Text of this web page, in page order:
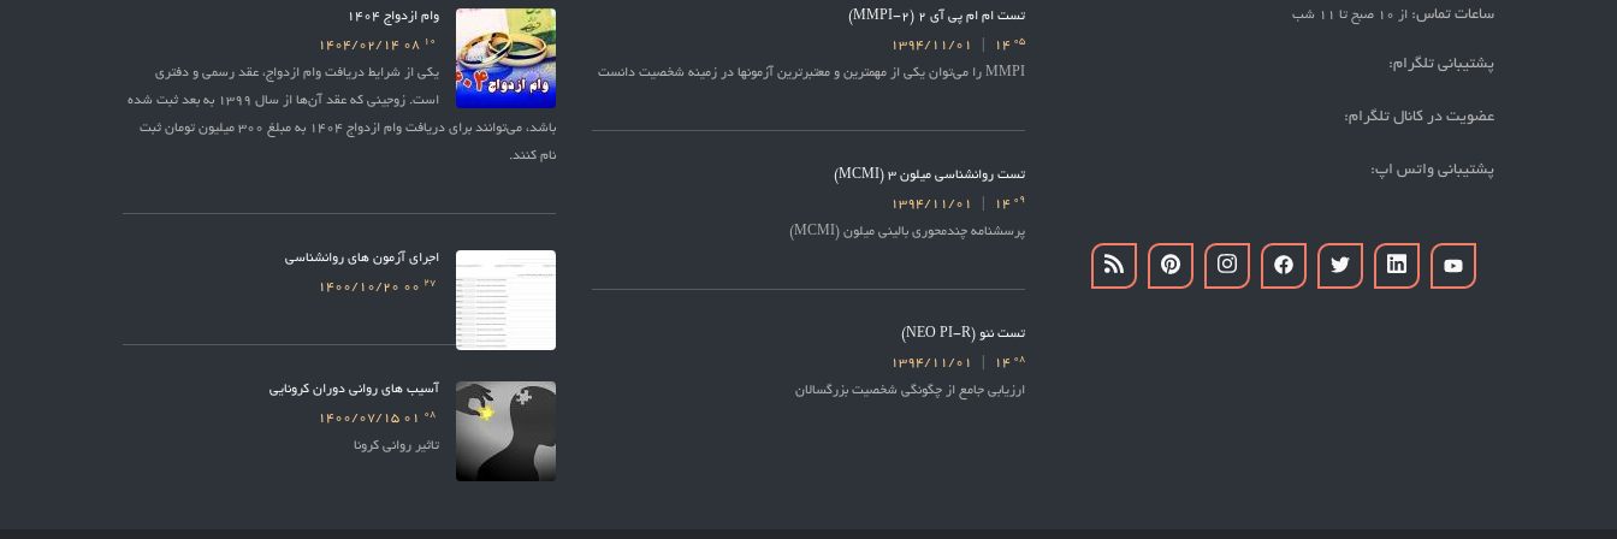
ساعات تماس: از 10 صبح تا 11 شب
پشتیبانی تلگرام:
عضویت در کانال تلگرام:
پشتیبانی واتس اپ:
تست ام ام پی آی 2 (MMPI-2)
05
14
1394/11/01
MMPI را می‌توان یکی از مهمترین و معتبرترین آزمونها در زمینه شخصیت دانست
تست روانشناسی میلون 3 (MCMI)
09
14
1394/11/01
پرسشنامه چندمحوری بالینی میلون (MCMI)
تست نئو (NEO PI-R)
08
14
1394/11/01
ارزیابی جامع از چگونگی شخصیت بزرگسالان
وام ازدواج 1404
10
1404/02/14
یکی از شرایط دریافت وام ازدواج، عقد رسمی و دفتری
است. زوجینی که عقد آن‌ها از سال 1399 به بعد ثبت شده
باشد، می‌توانند برای دریافت وام ازدواج 1404 به مبلغ 300 میلیون تومان ثبت
نام کنند.
اجرای آزمون های روانشناسی
27
1400/10/20
آسیب های روانی دوران کرونایی
08
1400/07/15
تاثیر روانی کرونا